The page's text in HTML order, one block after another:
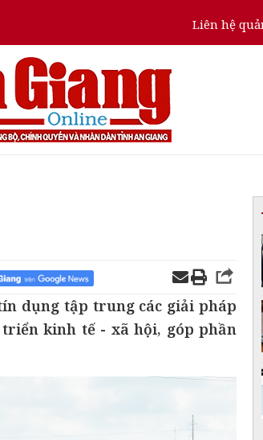
Liên hệ
dụng tập trung các giải pháp
kinh tế - xã hội, góp phần